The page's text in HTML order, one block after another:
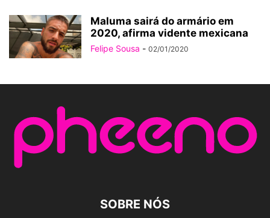
Maluma sairá do armário em
2020, afirma vidente mexicana
Felipe Sousa - 02/01/2020
SOBRE NÓS